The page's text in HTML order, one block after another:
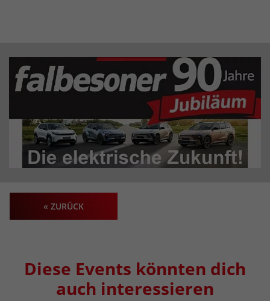
« ZURÜCK
Diese Events könnten dich
auch interessieren